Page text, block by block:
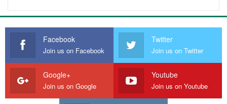
Facebook
Join us on Facebook
Twitter
Join us on Twitter
Google+
Join us on Google
Youtube
Join us on Youtube